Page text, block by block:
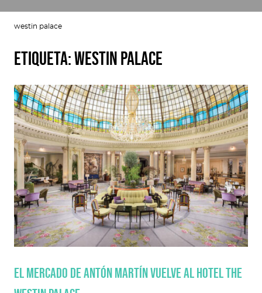
westin palace
Etiqueta:westin palace
El Mercado de Antón Martín vuelve al hotel The